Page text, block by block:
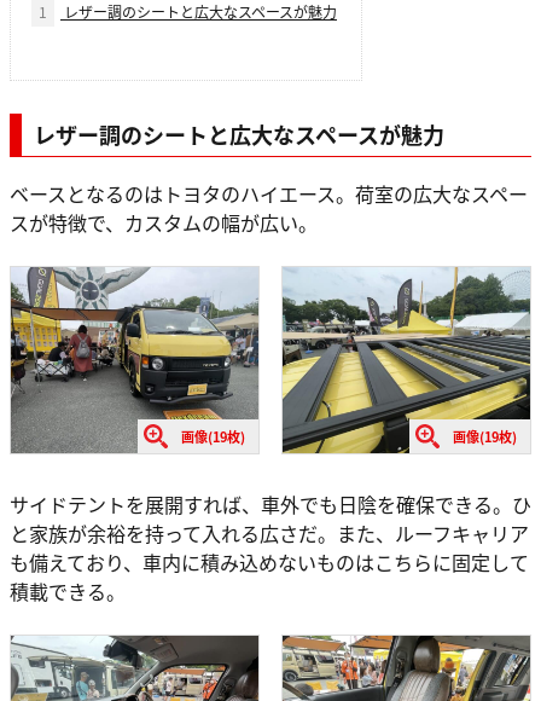
1 レザー調のシートと広大なスペースが魅力
レザー調のシートと広大なスペースが魅力
ベースとなるのはトヨタのハイエース。荷室の広大なスペー
スが特徴で、カスタムの幅が広い。
画像(19枚) 画像(19枚)
サイドテントを展開すれば、車外でも日陰を確保できる。ひ
と家族が余裕を持って入れる広さだ。また、ルーフキャリア
も備えており、車内に積み込めないものはこちらに固定して
積載できる。